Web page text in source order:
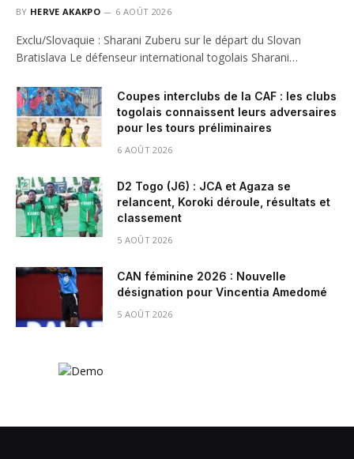
BY HERVE AKAKPO 6 AOÛT 2026
Exclu/Slovaquie : Sharani Zuberu sur le départ du Slovan
Bratislava Le défenseur international togolais Sharani…
Coupes interclubs de la CAF : les clubs
togolais connaissent leurs adversaires
pour les tours préliminaires
6 AOÛT 2026
D2 Togo (J6) : JCA et Agaza se
relancent, Koroki déroule, résultats et
classement
5 AOÛT 2026
CAN féminine 2026 : Nouvelle
désignation pour Vincentia Amedomé
5 AOÛT 2026